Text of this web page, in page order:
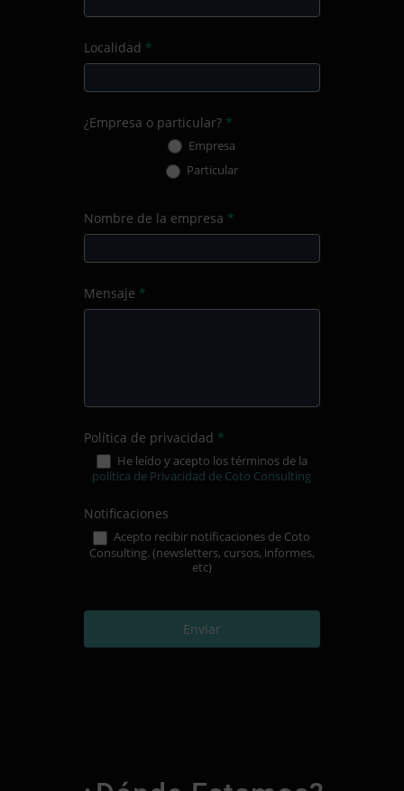
Localidad *
¿Empresa o particular? *
Empresa
Particular
Nombre de la empresa *
Mensaje *
Política de privacidad *
He leído y acepto los términos de la
política de Privacidad de Coto Consulting
Notificaciones
Acepto recibir notificaciones de Coto
Consulting. (newsletters, cursos, informes,
etc)
Enviar